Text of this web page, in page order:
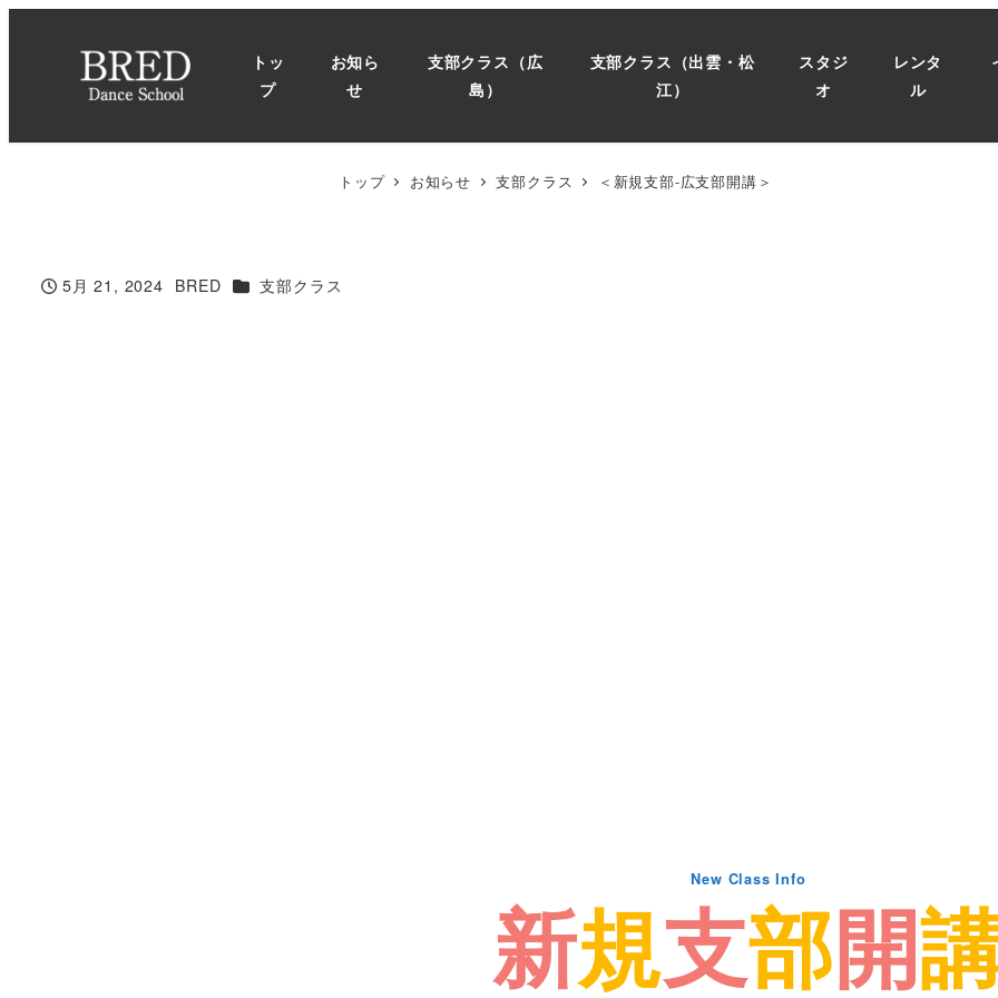
ン
トッ
プ
お知ら
せ
支部クラス（広
島）
支部クラス（出雲・松
江）
スタジ
オ
レンタ
ル
トップ お知らせ 支部クラス ＜新規支部-広支部開講＞
投稿日
5月 21, 2024
著
BRED カテゴリー
支部クラス
New Class Info
新規支部開